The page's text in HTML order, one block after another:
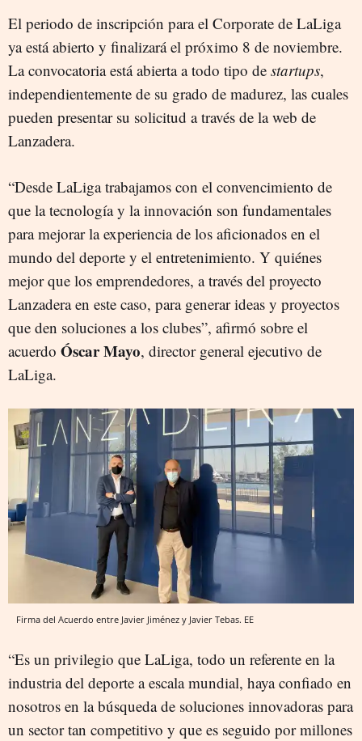
El periodo de inscripción para el Corporate de LaLiga
ya está abierto y finalizará el próximo 8 de noviembre.
La convocatoria está abierta a todo tipo de startups,
independientemente de su grado de madurez, las cuales
pueden presentar su solicitud a través de la web de
Lanzadera.
“Desde LaLiga trabajamos con el convencimiento de
que la tecnología y la innovación son fundamentales
para mejorar la experiencia de los aficionados en el
mundo del deporte y el entretenimiento. Y quiénes
mejor que los emprendedores, a través del proyecto
Lanzadera en este caso, para generar ideas y proyectos
que den soluciones a los clubes”, afirmó sobre el
acuerdo Óscar Mayo, director general ejecutivo de
LaLiga.
Firma del Acuerdo entre Javier Jiménez y Javier Tebas. EE
“Es un privilegio que LaLiga, todo un referente en la
industria del deporte a escala mundial, haya confiado en
nosotros en la búsqueda de soluciones innovadoras para
un sector tan competitivo y que es seguido por millones